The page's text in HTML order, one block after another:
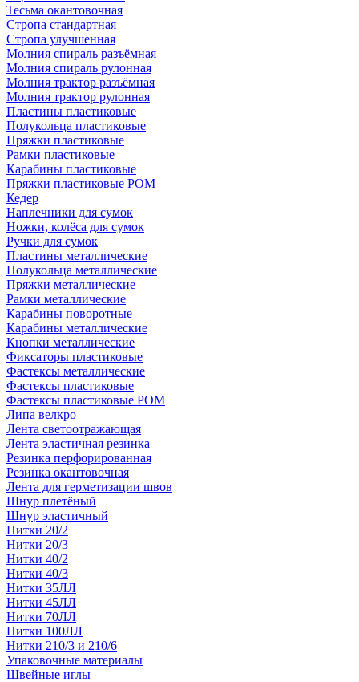
Тесьма окантовочная
Стропа стандартная
Стропа улучшенная
Молния спираль разъёмная
Молния спираль рулонная
Молния трактор разъёмная
Молния трактор рулонная
Пластины пластиковые
Полукольца пластиковые
Пряжки пластиковые
Рамки пластиковые
Карабины пластиковые
Пряжки пластиковые РОМ
Кедер
Наплечники для сумок
Ножки, колёса для сумок
Ручки для сумок
Пластины металлические
Полукольца металлические
Пряжки металлические
Рамки металлические
Карабины поворотные
Карабины металлические
Кнопки металлические
Фиксаторы пластиковые
Фастексы металлические
Фастексы пластиковые
Фастексы пластиковые POM
Липа велкро
Лента светоотражающая
Лента эластичная резинка
Резинка перфорированная
Резинка окантовочная
Лента для герметизации швов
Шнур плетёный
Шнур эластичный
Нитки 20/2
Нитки 20/3
Нитки 40/2
Нитки 40/3
Нитки 35ЛЛ
Нитки 45ЛЛ
Нитки 70ЛЛ
Нитки 100ЛЛ
Нитки 210/3 и 210/6
Упаковочные материалы
Швейные иглы